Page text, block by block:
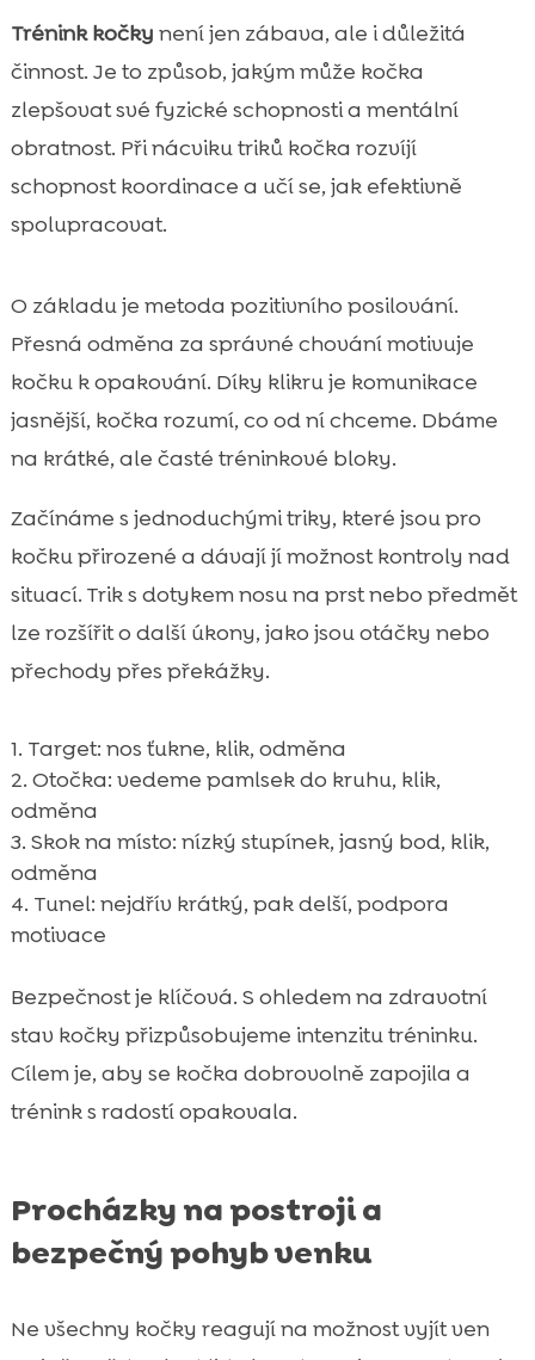
Trénink kočky není jen zábava, ale i důležitá
činnost. Je to způsob, jakým může kočka
zlepšovat své fyzické schopnosti a mentální
obratnost. Při nácviku triků kočka rozvíjí
schopnost koordinace a učí se, jak efektivně
spolupracovat.
O základu je metoda pozitivního posilování.
Přesná odměna za správné chování motivuje
kočku k opakování. Díky klikru je komunikace
jasnější, kočka rozumí, co od ní chceme. Dbáme
na krátké, ale časté tréninkové bloky.
Začínáme s jednoduchými triky, které jsou pro
kočku přirozené a dávají jí možnost kontroly nad
situací. Trik s dotykem nosu na prst nebo předmět
lze rozšířit o další úkony, jako jsou otáčky nebo
přechody přes překážky.
Target: nos ťukne, klik, odměna
Otočka: vedeme pamlsek do kruhu, klik,
odměna
Skok na místo: nízký stupínek, jasný bod, klik,
odměna
Tunel: nejdřív krátký, pak delší, podpora
motivace
Bezpečnost je klíčová. S ohledem na zdravotní
stav kočky přizpůsobujeme intenzitu tréninku.
Cílem je, aby se kočka dobrovolně zapojila a
trénink s radostí opakovala.
Procházky na postroji a
bezpečný pohyb venku
Ne všechny kočky reagují na možnost vyjít ven